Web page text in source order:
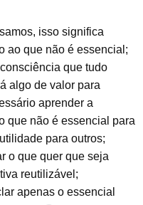
isso significa
ao que não é essencial;
que tudo
algo de valor para
aprender a
que não é essencial para
para outros;
o que quer que seja
reutilizável;
apenas o essencial